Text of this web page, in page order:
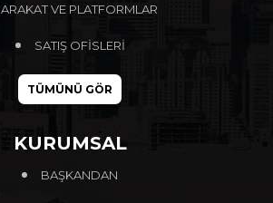
ARAKAT VE PLATFORMLAR
SATIŞ OFİSLERİ
TÜMÜNÜ GÖR
KURUMSAL
BAŞKANDAN